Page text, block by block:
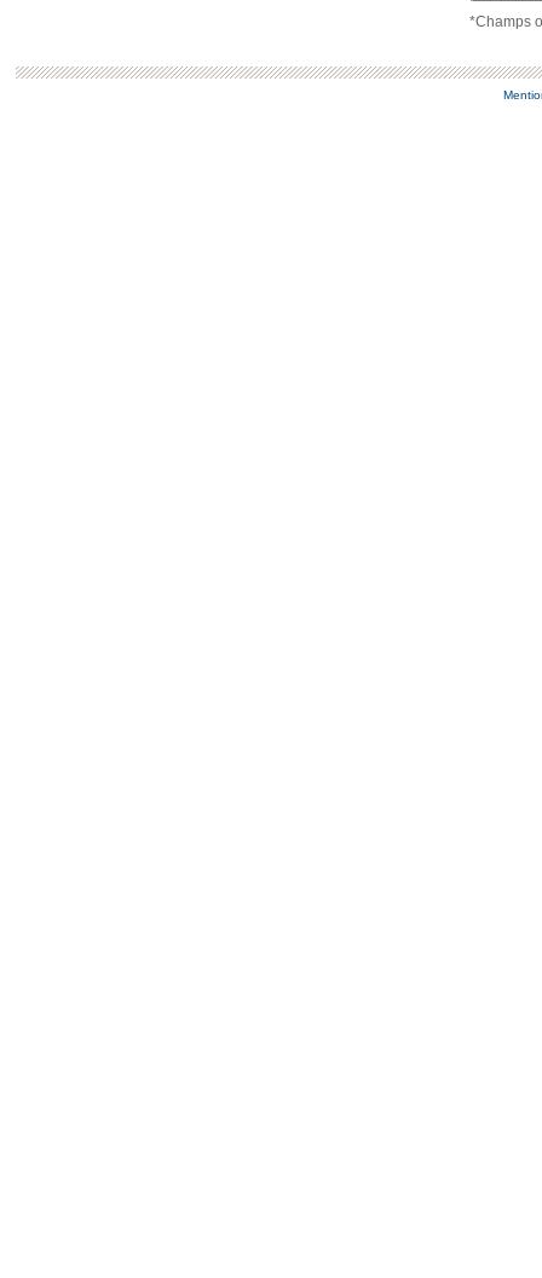
*Champs